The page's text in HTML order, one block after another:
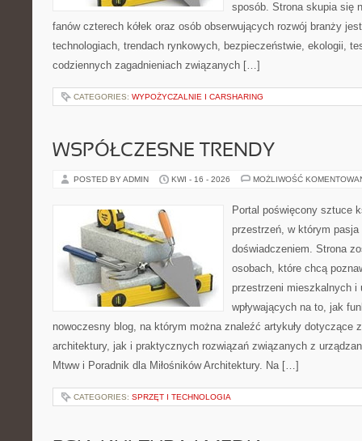
sposób. Strona skupia się
fanów czterech kółek oraz osób obserwujących rozwój branży
technologiach, trendach rynkowych, bezpieczeństwie, ekologii,
codziennych zagadnieniach związanych […]
CATEGORIES: WYPOŻYCZALNIE I CARSHARING
WSPÓŁCZESNE TRENDY
POSTED BY ADMIN KWI - 16 - 2026 MOŻLIWOŚĆ
Portal poświęcony sztuce
przestrzeń, w którym
doświadczeniem. Strona
osobach, które chcą
przestrzeni mieszkalnych i
wpływających na to, jak
nowoczesny blog, na którym można znaleźć artykuły dotyczące
architektury, jak i praktycznych rozwiązań związanych z
Mtww i Poradnik dla Miłośników Architektury. Na […]
CATEGORIES: SPRZĘT I TECHNOLOGIA